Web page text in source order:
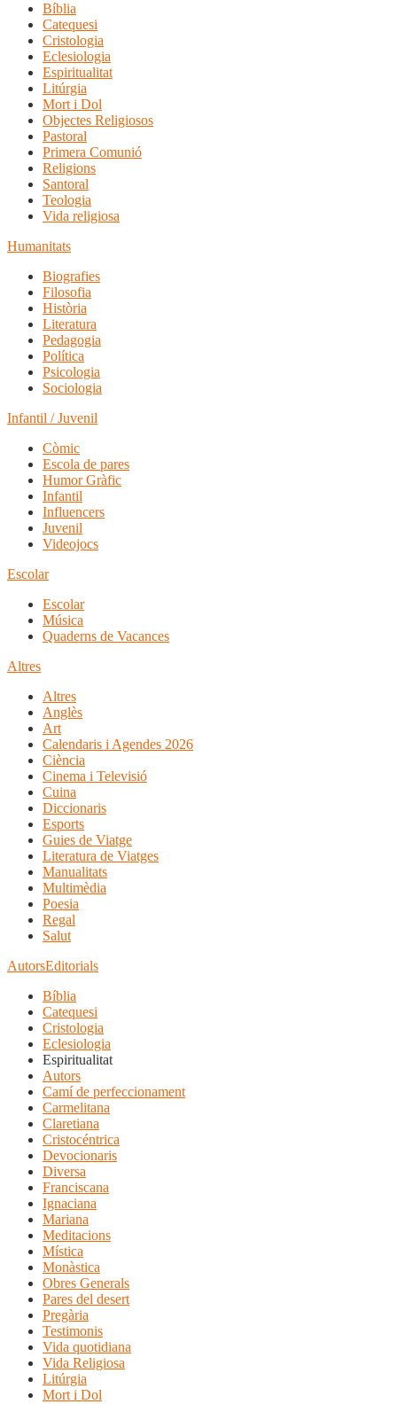
Bíblia
Catequesi
Cristologia
Eclesiologia
Espiritualitat
Litúrgia
Mort i Dol
Objectes Religiosos
Pastoral
Primera Comunió
Religions
Santoral
Teologia
Vida religiosa
Humanitats
Biografies
Filosofia
Història
Literatura
Pedagogia
Política
Psicologia
Sociologia
Infantil / Juvenil
Còmic
Escola de pares
Humor Gràfic
Infantil
Influencers
Juvenil
Videojocs
Escolar
Escolar
Música
Quaderns de Vacances
Altres
Altres
Anglès
Art
Calendaris i Agendes 2026
Ciència
Cinema i Televisió
Cuina
Diccionaris
Esports
Guies de Viatge
Literatura de Viatges
Manualitats
Multimèdia
Poesia
Regal
Salut
AutorsEditorials
Bíblia
Catequesi
Cristologia
Eclesiologia
Espiritualitat
Autors
Camí de perfeccionament
Carmelitana
Claretiana
Cristocéntrica
Devocionaris
Diversa
Franciscana
Ignaciana
Mariana
Meditacions
Mística
Monàstica
Obres Generals
Pares del desert
Pregària
Testimonis
Vida quotidiana
Vida Religiosa
Litúrgia
Mort i Dol